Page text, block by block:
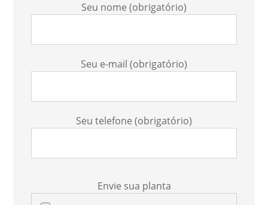
Seu nome (obrigatório)
Seu e-mail (obrigatório)
Seu telefone (obrigatório)
Envie sua planta